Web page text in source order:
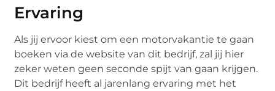
Ervaring
Als jij ervoor kiest om een motorvakantie te gaan
boeken via de website van dit bedrijf, zal jij hier
zeker weten geen seconde spijt van gaan krijgen.
Dit bedrijf heeft al jarenlang ervaring met het